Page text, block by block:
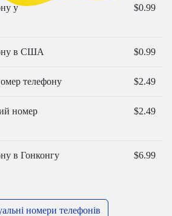
у
$0.99
в США $0.99
телефону $2.49
номер
$2.49
в Гонконгу $6.99
номери телефонів